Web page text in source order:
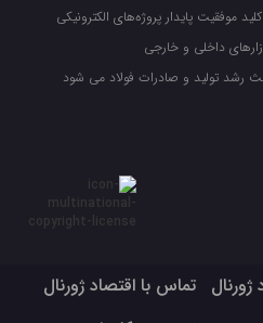
موفقیت پایدار پروژه‌های الکترونیکی
داخلی و خارجی
رشد تولید و صادرات فولاد می شود
تماس با اقتصاد ژورنال